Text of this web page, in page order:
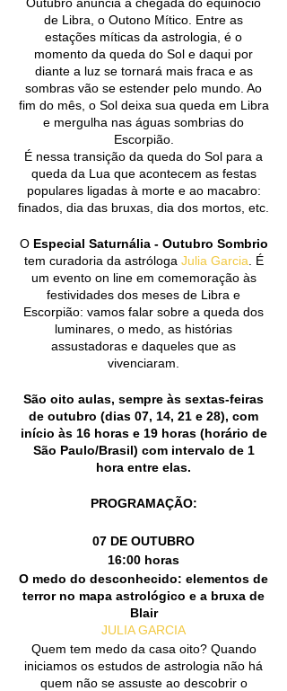
de Libra, o Outono Mítico. Entre as
estações míticas da astrologia, é o
momento da queda do Sol e daqui por
diante a luz se tornará mais fraca e as
sombras vão se estender pelo mundo. Ao
fim do mês, o Sol deixa sua queda em Libra
e mergulha nas águas sombrias do
Escorpião.
É nessa transição da queda do Sol para a
queda da Lua que acontecem as festas
populares ligadas à morte e ao macabro:
finados, dia das bruxas, dia dos mortos, etc.
OEspecial Saturnália - Outubro Sombrio
tem curadoria da astróloga Julia Garcia . É
um evento on line em comemoração às
festividades dos meses de Libra e
Escorpião: vamos falar sobre a queda dos
luminares, o medo, as histórias
assustadoras e daqueles que as
vivenciaram.
São oito aulas, sempre às sextas-feiras
de outubro (dias 07, 14, 21 e 28), com
início às 16 horas e 19 horas (horário de
São Paulo/Brasil) com intervalo de 1
hora entre elas.
PROGRAMAÇÃO:
07 DE OUTUBRO
16:00 horas
O medo do desconhecido: elementos de
terror no mapa astrológico e a bruxa de
Blair
JULIA GARCIA
Quem tem medo da casa oito? Quando
iniciamos os estudos de astrologia não há
quem não se assuste ao descobrir o